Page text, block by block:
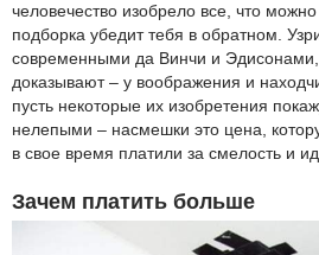
человечество изобрело все, что
подборка убедит тебя в обратном.
современными да Винчи и
доказывают – у воображения и
пусть некоторые их изобретения
нелепыми – насмешки это цена,
в свое время платили за смелость и
Зачем платить больше